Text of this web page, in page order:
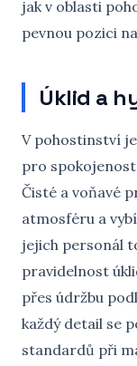
jak v oblasti
pevnou pozici
Úklid a
V pohostinství je
pro
Čisté a voňavé
atmosféru a
jejich personál
pravidelnost
přes údržbu
každý detail se
standardů při